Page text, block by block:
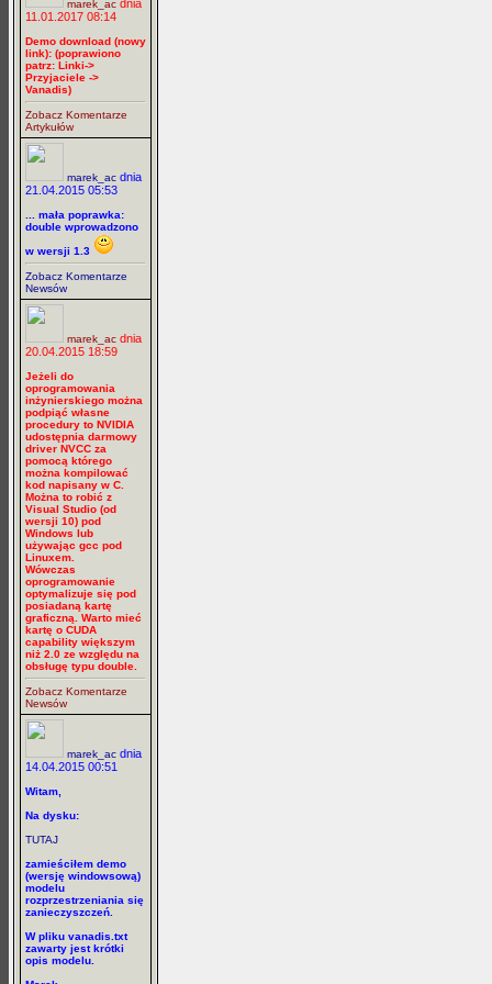
marek_ac dnia
11.01.2017 08:14
Demo download (nowy
link): (poprawiono
patrz: Linki->
Przyjaciele ->
Vanadis)
Zobacz Komentarze
Artykułów
marek_ac dnia
21.04.2015 05:53
... mała poprawka:
double wprowadzono
w wersji 1.3
Zobacz Komentarze
Newsów
marek_ac dnia
20.04.2015 18:59
Jeżeli do
oprogramowania
inżynierskiego można
podpiąć własne
procedury to NVIDIA
udostępnia darmowy
driver NVCC za
pomocą którego
można kompilować
kod napisany w C.
Można to robić z
Visual Studio (od
wersji 10) pod
Windows lub
używając gcc pod
Linuxem.
Wówczas
oprogramowanie
optymalizuje się pod
posiadaną kartę
graficzną. Warto mieć
kartę o CUDA
capability większym
niż 2.0 ze względu na
obsługę typu double.
Zobacz Komentarze
Newsów
marek_ac dnia
14.04.2015 00:51
Witam,
Na dysku:
TUTAJ
zamieściłem demo
(wersję windowsową)
modelu
rozprzestrzeniania się
zanieczyszczeń.
W pliku vanadis.txt
zawarty jest krótki
opis modelu.